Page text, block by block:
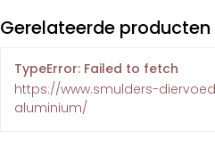
Gerelateerde producten
TypeError: Failed to fetch
https://www.smulders-
aluminium/